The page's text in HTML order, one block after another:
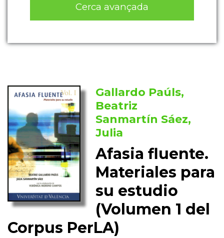
Cerca avançada
Gallardo Paúls,
Beatriz
Sanmartín Sáez,
Julia
Afasia fluente.
Materiales para
su estudio
(Volumen 1 del
Corpus PerLA)